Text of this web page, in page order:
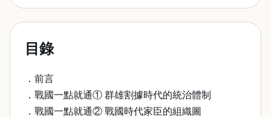
目錄
．前言
．戰國一點就通① 群雄割據時代的統治體制
．戰國一點就通② 戰國時代家臣的組織圖